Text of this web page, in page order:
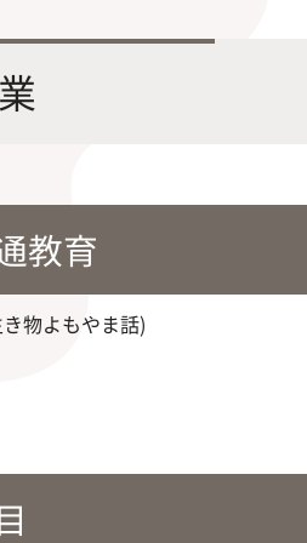
大学院の教育ビジョン、
び入試情報について
学とバイオテクノロジー
程・コースはこちら
程・博士課程
教育
物よもやま話)